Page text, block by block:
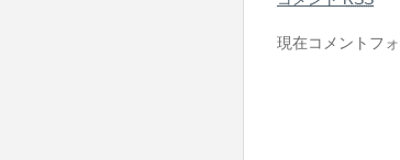
現在コメントフ